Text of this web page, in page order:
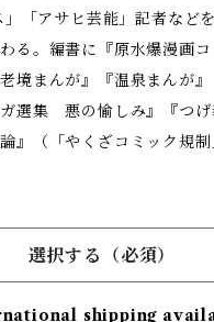
「アサヒ芸能」記者など
る。編書に『原水爆漫画
境まんが』『温泉まんが
選集 悪の愉しみ』『つげ
』（「やくざコミック規制
選択する（必須）
shipping